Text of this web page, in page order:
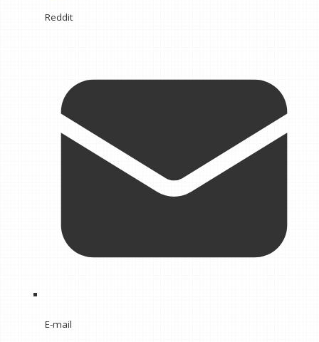
Reddit
E-mail